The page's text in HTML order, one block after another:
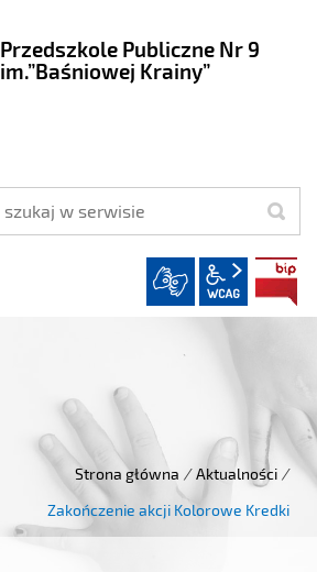
Przedszkole Publiczne Nr 9
im.”Baśniowej Krainy”
szukaj
wcag2.1
Strona główna / Aktualności /
Zakończenie akcji Kolorowe Kredki